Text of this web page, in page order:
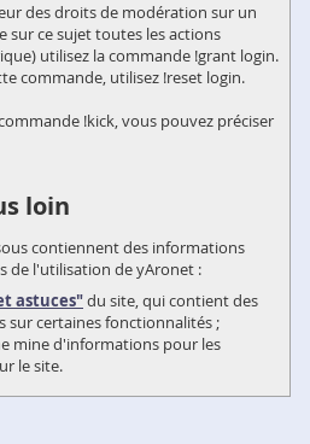
des droits de modération sur un
sur ce sujet toutes les actions
utilisez la commande !grant login.
commande, utilisez !reset login.
!kick, vous pouvez préciser
loin
contiennent des informations
de l'utilisation de yAronet :
astuces"du site, qui contient des
sur certaines fonctionnalités ;
mine d'informations pour les
le site.